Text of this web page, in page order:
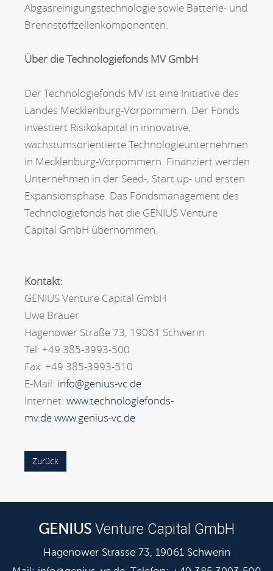
Abgasreinigungstechnologie sowie Batterie- und
Brennstoffzellenkomponenten.
Über die Technologiefonds MV GmbH
Der Technologiefonds MV ist eine Initiative des
Landes Mecklenburg-Vorpommern. Der Fonds
investiert Risikokapital in innovative,
wachstumsorientierte Technologieunternehmen
in Mecklenburg-Vorpommern. Finanziert werden
Unternehmen in der Seed-, Start up- und ersten
Expansionsphase. Das Fondsmanagement des
Technologiefonds hat die GENIUS Venture
Capital GmbH übernommen.
Kontakt:
GENIUS Venture Capital GmbH
Uwe Bräuer
Hagenower Straße 73, 19061 Schwerin
Tel: +49 385-3993-500
Fax: +49 385-3993-510
E-Mail: info@genius-vc.de
Internet:www.technologiefonds-
mv.dewww.genius-vc.de
Zurück
GENIUS Venture Capital GmbH
Hagenower Strasse 73, 19061 Schwerin